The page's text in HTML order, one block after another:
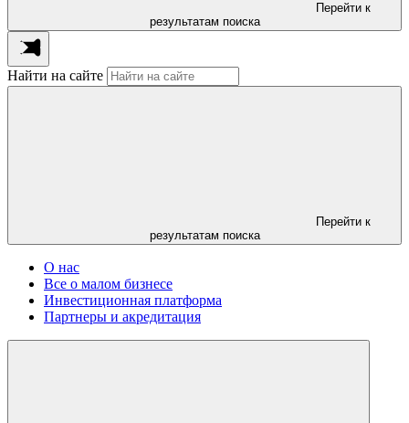
Перейти к
результатам поиска
Найти на сайте
Перейти к
результатам поиска
О нас
Все о малом бизнесе
Инвестиционная платформа
Партнеры и акредитация